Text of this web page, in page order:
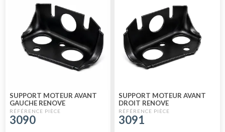
SUPPORT MOTEUR AVANT
GAUCHE RENOVE
3090
SUPPORT MOTEUR AVANT
DROIT RENOVE
3091